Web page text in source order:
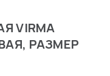
VIRMA
РАЗМЕР